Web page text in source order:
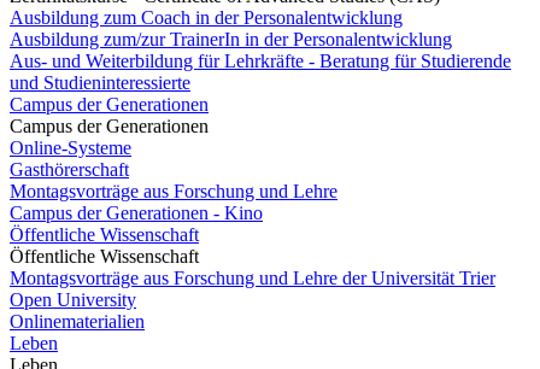
Ausbildung zum Coach in der Personalentwicklung
Ausbildung zum/zur TrainerIn in der Personalentwicklung
Aus- und Weiterbildung für Lehrkräfte - Beratung für Studierende
und Studieninteressierte
Campus der Generationen
Campus der Generationen
Online-Systeme
Gasthörerschaft
Montagsvorträge aus Forschung und Lehre
Campus der Generationen - Kino
Öffentliche Wissenschaft
Öffentliche Wissenschaft
Montagsvorträge aus Forschung und Lehre der Universität Trier
Open University
Onlinematerialien
Leben
Leben